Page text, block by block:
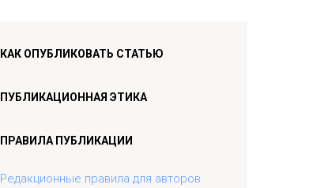
КАК ОПУБЛИКОВАТЬ СТАТЬЮ
ПУБЛИКАЦИОННАЯ ЭТИКА
ПРАВИЛА ПУБЛИКАЦИИ
Редакционные правила для авторов